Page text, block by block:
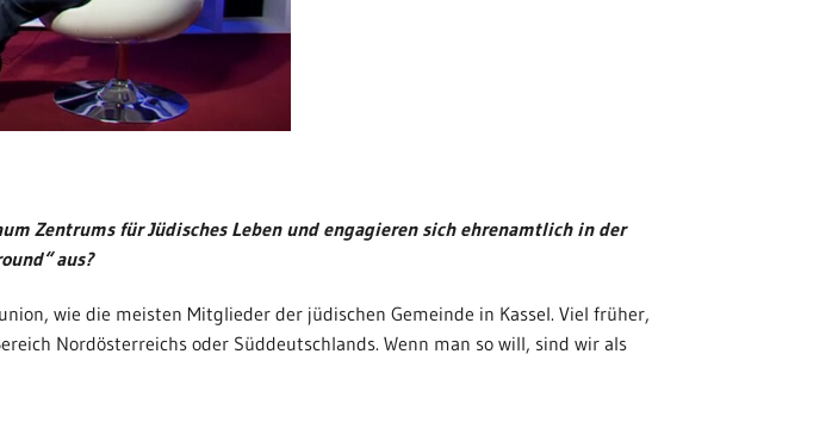
Zentrums für Jüdisches Leben und engagieren sich ehrenamtlich in der
aus?
wie die meisten Mitglieder der jüdischen Gemeinde in Kassel. Viel früher,
Nordösterreichs oder Süddeutschlands. Wenn man so will, sind wir als